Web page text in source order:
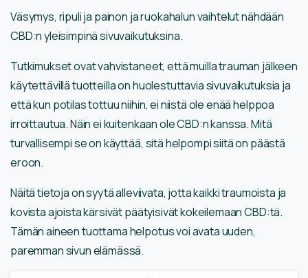
Väsymys, ripuli ja painon ja ruokahalun vaihtelut nähdään
CBD:n yleisimpinä sivuvaikutuksina.
Tutkimukset ovat vahvistaneet, että muilla trauman jälkeen
käytettävillä tuotteilla on huolestuttavia sivuvaikutuksia ja
että kun potilas tottuu niihin, ei niistä ole enää helppoa
irroittautua. Näin ei kuitenkaan ole CBD:n kanssa. Mitä
turvallisempi se on käyttää, sitä helpompi siitä on päästä
eroon.
Näitä tietoja on syytä alleviivata, jotta kaikki traumoista ja
kovista ajoista kärsivät päätyisivät kokeilemaan CBD:tä.
Tämän aineen tuottama helpotus voi avata uuden,
paremman sivun elämässä.